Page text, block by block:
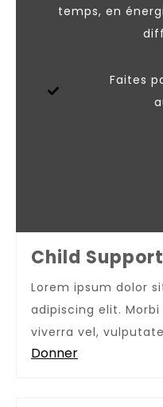
temps, en
Faites
Child Support
Lorem ipsum dolor
adipiscing elit.
viverra vel,
Donner